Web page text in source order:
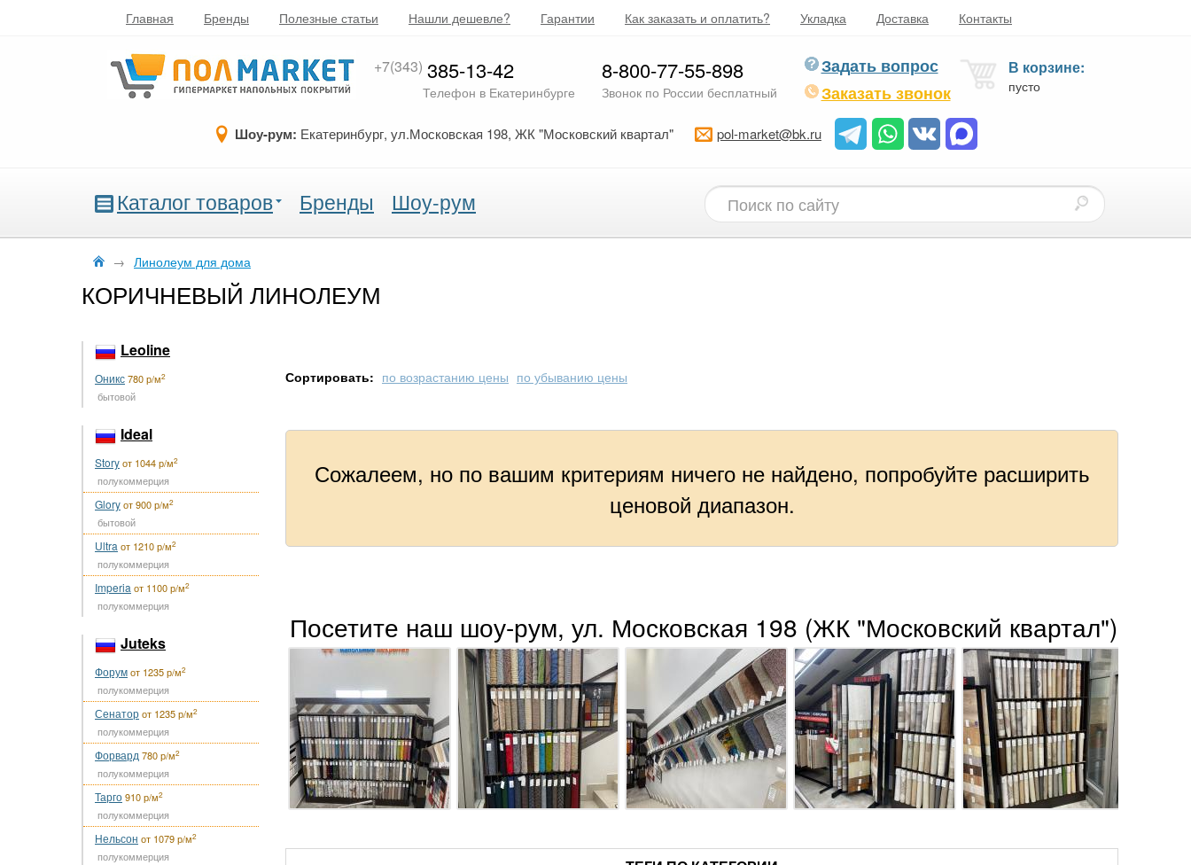
Главная Бренды Полезные статьи Нашли дешевле? Гарантии Как заказать и оплатить? Укладка Доставка Контакты
+7(343) 385-13-42
Телефон в Екатеринбурге
8-800-77-55-898
Звонок по России бесплатный
Задать вопрос
Заказать звонок
В корзине:
пусто
Шоу-рум: Екатеринбург, ул.Московская 198, ЖК "Московский квартал" pol-market@bk.ru
Каталог товаров Бренды Шоу-рум
→ Линолеум для дома
КОРИЧНЕВЫЙ ЛИНОЛЕУМ
Leoline
Оникс780 р/м2
бытовой
Ideal
Storyот 1044 р/м2
полукоммерция
Gloryот 900 р/м2
бытовой
Ultra от 1210 р/м2
полукоммерция
Imperia от 1100 р/м2
полукоммерция
Juteks
Форумот 1235 р/м2
полукоммерция
Сенаторот 1235 р/м2
полукоммерция
Форвард 780 р/м2
полукоммерция
Тарго910 р/м2
полукоммерция
Нельсон от 1079 р/м2
полукоммерция
Сортировать: по возрастанию цены по убыванию цены
Сожалеем, но по вашим критериям ничего не найдено, попробуйте расширить
ценовой диапазон.
Посетите наш шоу-рум, ул. Московская 198 (ЖК "Московский квартал")